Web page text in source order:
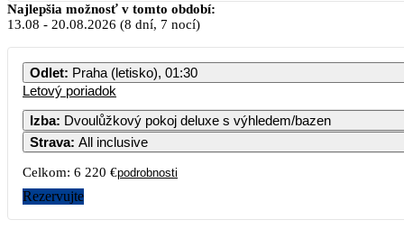
Najlepšia možnosť v tomto období:
13.08 - 20.08.2026 (8 dní, 7 nocí)
Odlet: Praha (letisko), 01:30
Letový poriadok
Izba: Dvoulůžkový pokoj deluxe s výhledem/bazen
Strava: All inclusive
Celkom: 6 220 €podrobnosti
Rezervujte